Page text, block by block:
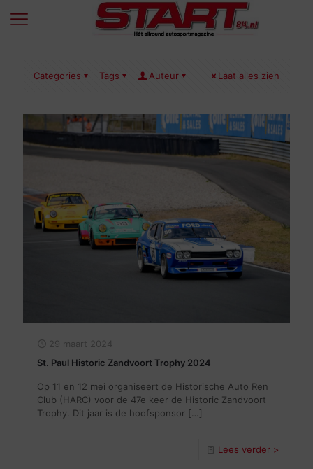
Categories Tags Auteur Laat alles zien
29 maart 2024
St. Paul Historic Zandvoort Trophy 2024
Op 11 en 12 mei organiseert de Historische Auto Ren
Club (HARC) voor de 47e keer de Historic Zandvoort
Trophy. Dit jaar is de hoofsponsor […]
Lees verder >